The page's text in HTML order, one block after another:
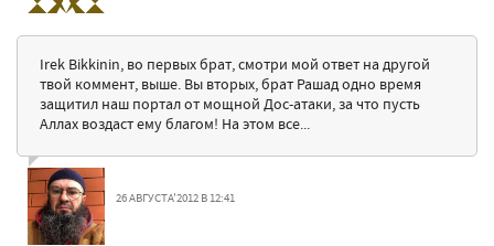
Irek Bikkinin, во первых брат, смотри мой ответ на другой
твой коммент, выше. Вы вторых, брат Рашад одно время
защитил наш портал от мощной Дос-атаки, за что пусть
Аллах воздаст ему благом! На этом все...
26 АВГУСТА'2012 В 12:41